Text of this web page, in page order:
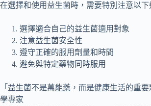
在選擇和使用益生菌時，需要特別注意以下
選擇適合自己的益生菌適用對象
注意益生菌安全性
遵守正確的服用劑量和時間
避免與特定藥物同時服用
「益生菌不是萬能藥，而是健康生活的重
學專家